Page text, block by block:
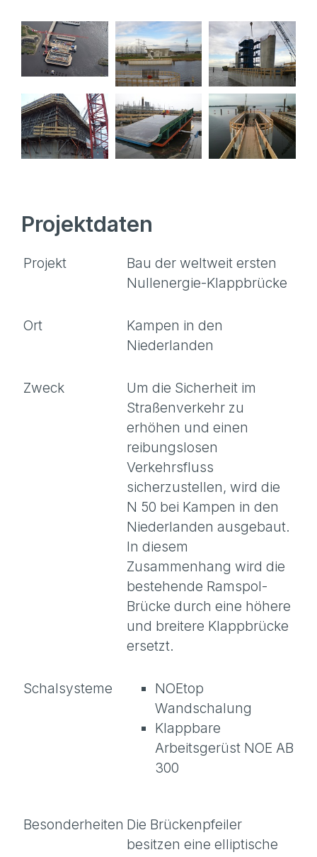
Ramspol
Klappbrück
e
Projektdaten
Projekt
Bau der weltweit ersten
Nullenergie-Klappbrücke
Ort
Kampen in den
Niederlanden
Zweck
Um die Sicherheit im
Straßenverkehr zu
erhöhen und einen
reibungslosen
Verkehrsfluss
sicherzustellen, wird die
N 50 bei Kampen in den
Niederlanden ausgebaut.
In diesem
Zusammenhang wird die
bestehende Ramspol-
Brücke durch eine höhere
und breitere Klappbrücke
ersetzt.
Schalsysteme
NOEtop
Wandschalung
Klappbare
Arbeitsgerüst NOE AB
300
Besonderheiten Die Brückenpfeiler
besitzen eine elliptische